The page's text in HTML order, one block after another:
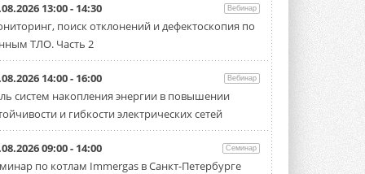
«Русклимат» укрепляет
партнёрство за Уралом
Президент Омского землячества в
Москве Михаил Тимошенко посетил
Омск с трёхдневным рабочим визитом ...
31 ИЮЛЯ 2026
Carrier модернизирует
флагманский чиллер AquaEdge
19XR
Чиллер получил новую версию,
13:00 - 14:30 Вебинар
поиск отклонений и дефектоскопия по
ТЛО. Часть 2
14:00 - 16:00 Вебинар
систем накопления энергии в повышении
и гибкости электрических сетей
09:00 - 14:00 Семинар
по котлам Immergas в Санкт-Петербурге